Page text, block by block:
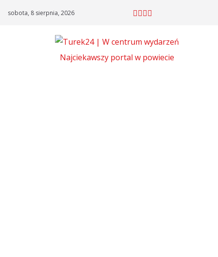
sobota, 8 sierpnia, 2026
Najciekawszy portal w powiecie